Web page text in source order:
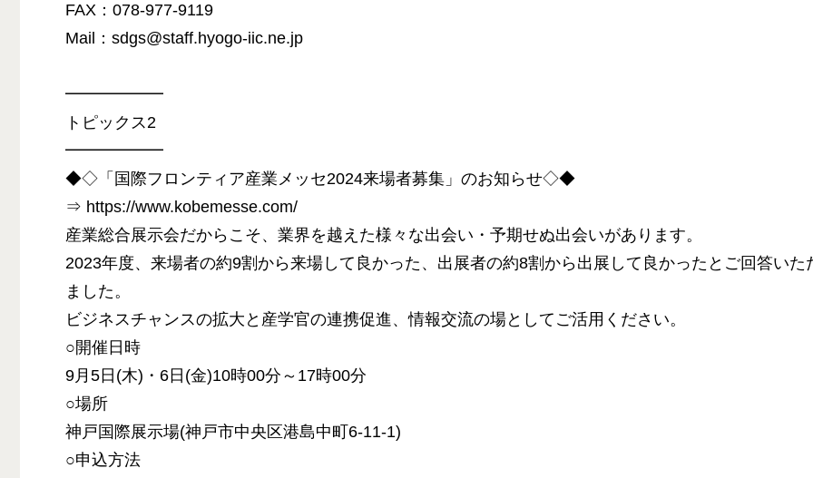
FAX：078-977-9119
Mail：sdgs@staff.hyogo-iic.ne.jp
━━━━━━
トピックス2
━━━━━━
◆◇「国際フロンティア産業メッセ2024来場者募集」のお知らせ◇◆
⇒ https://www.kobemesse.com/
産業総合展示会だからこそ、業界を越えた様々な出会い・予期せぬ出会いがあります。
2023年度、来場者の約9割から来場して良かった、出展者の約8割から出展して良かったとご回答いた
ました。
ビジネスチャンスの拡大と産学官の連携促進、情報交流の場としてご活用ください。
○開催日時
9月5日(木)・6日(金)10時00分～17時00分
○場所
神戸国際展示場(神戸市中央区港島中町6-11-1)
○申込方法